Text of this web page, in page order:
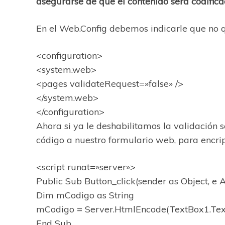
En el Web.Config debemos indicarle que
<configuration>
<system.web>
<pages validateRequest=»false» />
</system.web>
</configuration>
Ahora si ya le deshabilitamos la validación
código a nuestro formulario web, para
<script runat=»server»>
Public Sub Button_click(sender as Object, e
Dim mCodigo as String
mCodigo =